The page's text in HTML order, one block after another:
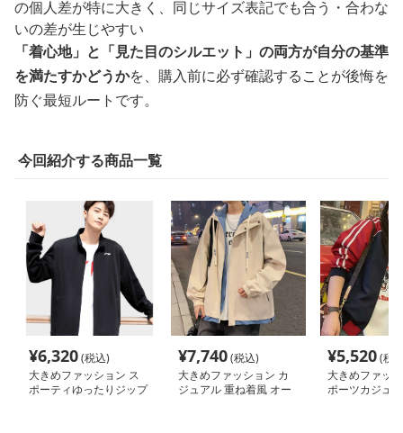
の個人差が特に大きく、同じサイズ表記でも合う・合わな
いの差が生じやすい
「着心地」と「見た目のシルエット」の両方が自分の基準
を満たすかどうかを、購入前に必ず確認することが後悔を
防ぐ最短ルートです。
今回紹介する商品一覧
¥6,320(税込)
大きめファッション ス
ポーティゆったりジップ
¥7,740(税込)
大きめファッション カ
ジュアル 重ね着風 オー
¥5,520(税
大きめファッ
ポーツカジュ